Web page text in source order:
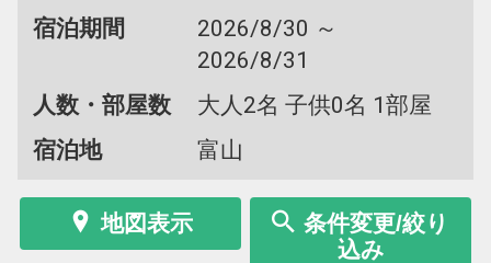
宿泊期間
2026/8/30 ～
2026/8/31
人数・部屋数
大人2名 子供0名 1部屋
宿泊地
富山
地図表示
条件変更/絞り
込み